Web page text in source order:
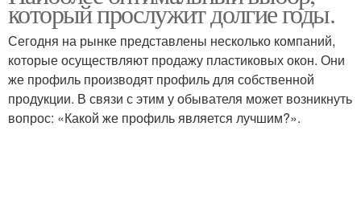
который прослужит долгие годы.
Сегодня на рынке представлены несколько компаний,
которые осуществляют продажу пластиковых окон. Они
же профиль производят профиль для собственной
продукции. В связи с этим у обывателя может возникнуть
вопрос: «Какой же профиль является лучшим?».